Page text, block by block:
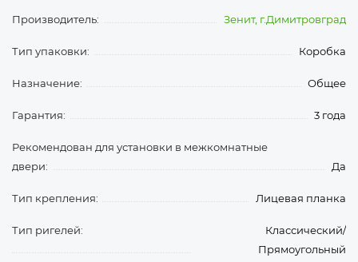
Производитель: Зенит, г.Димитровград
Тип упаковки: Коробка
Назначение: Общее
Гарантия: 3 года
Рекомендован для установки в межкомнатные
двери:
Да
Тип крепления: Лицевая планка
Тип ригелей:
Классический/
Прямоугольный